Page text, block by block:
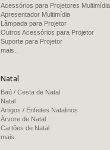
Acessórios para Projetores Multimídia
Apresentador Multimídia
Lâmpada para Projetor
Outros Acessórios para Projetor
Suporte para Projetor
mais..
Natal
Baú / Cesta de Natal
Natal
Artigos / Enfeites Natalinos
Árvore de Natal
Cartões de Natal
mais..